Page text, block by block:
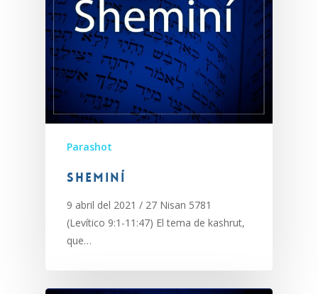
Parashot
Sheminí
9 abril del 2021 / 27 Nisan 5781
(Levítico 9:1-11:47) El tema de kashrut,
que…